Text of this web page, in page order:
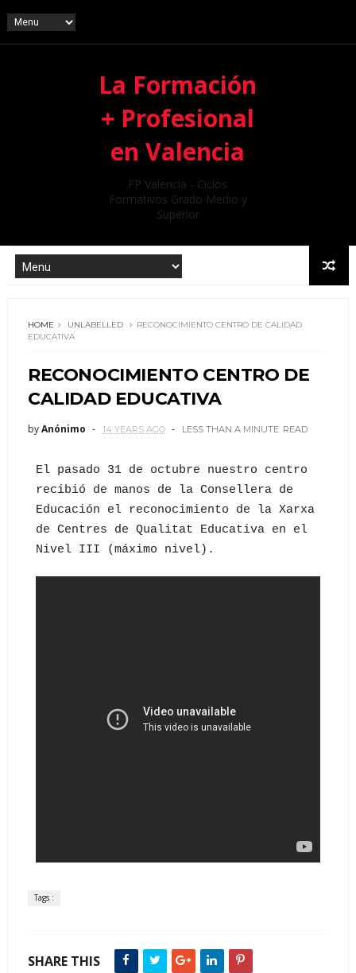
La Formación
+ Profesional
en Valencia
FP Valencia - Ciclos
Formativos Grado Medio y
Superior
HOME UNLABELLED
RECONOCIMIENTO CENTRO DE CALIDAD
EDUCATIVA
RECONOCIMIENTO CENTRO DE
CALIDAD EDUCATIVA
byAnónimo 14 YEARS AGO LESS THAN A MINUTE READ
El pasado 31 de octubre nuestro centro
recibió de manos de la Consellera de
Educación el reconocimiento de la Xarxa
de Centres de Qualitat Educativa en el
Nivel III (máximo nivel).
Tags :
SHARE THIS